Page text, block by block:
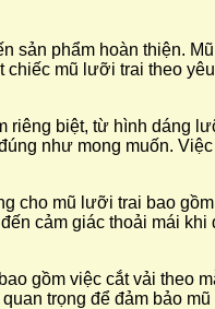
sản phẩm hoàn thiện.
mũ lưỡi trai theo
biệt, từ hình dáng
như mong muốn.
mũ lưỡi trai bao
cảm giác thoải mái
gồm việc cắt vải theo
trọng để đảm bảo